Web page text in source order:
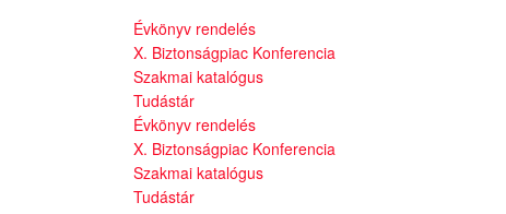
Évkönyv rendelés
X. Biztonságpiac Konferencia
Szakmai katalógus
Tudástár
Évkönyv rendelés
X. Biztonságpiac Konferencia
Szakmai katalógus
Tudástár